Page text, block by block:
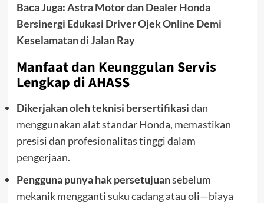
Baca Juga:Astra Motor dan Dealer Honda
Bersinergi Edukasi Driver Ojek Online Demi
Keselamatan di Jalan Ray
Manfaat dan Keunggulan Servis
Lengkap di AHASS
Dikerjakan oleh teknisi bersertifikasidan
menggunakan alat standar Honda, memastikan
presisi dan profesionalitas tinggi dalam
pengerjaan.
Pengguna punya hak persetujuansebelum
mekanik mengganti suku cadang atau oli—biaya